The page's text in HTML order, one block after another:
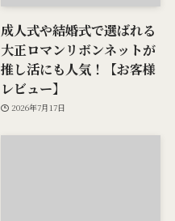
成人式や結婚式で選ばれる
大正ロマンリボンネットが
推し活にも人気！【お客様
レビュー】
2026年7月17日